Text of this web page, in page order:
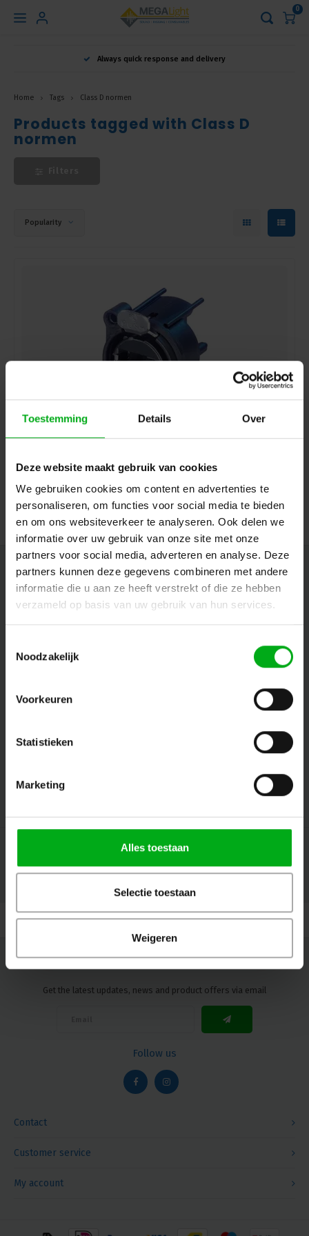
Toestemming Details Over
Deze website maakt gebruik van cookies
We gebruiken cookies om content en advertenties te
personaliseren, om functies voor social media te bieden
en om ons websiteverkeer te analyseren. Ook delen we
informatie over uw gebruik van onze site met onze
partners voor social media, adverteren en analyse. Deze
partners kunnen deze gegevens combineren met andere
informatie die u aan ze heeft verstrekt of die ze hebben
verzameld op basis van uw gebruik van hun services.
Noodzakelijk
Voorkeuren
Statistieken
Marketing
Alles toestaan
Selectie toestaan
Weigeren
Hoofdmenu
0
Always quick response and delivery
Home Tags Class D normen
Products tagged with Class D
normen
Popularity
Directly available
Login for prices
Newsletter
My account
© Copyright 2026 Megalight sa/nv - Theme by
Contact
Get the latest updates, news and product offers via email
Follow us
Customer service
My account